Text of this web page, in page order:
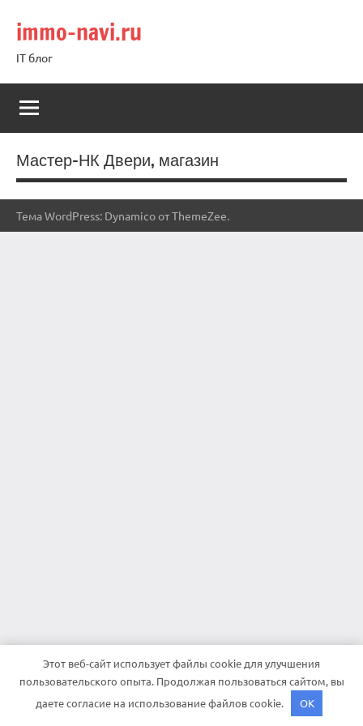
содержимому
immo-navi.ru
IT блог
Мастер-НК Двери, магазин
Тема WordPress: Dynamico от ThemeZee.
Этот веб-сайт использует файлы cookie для улучшения
пользовательского опыта. Продолжая пользоваться сайтом, вы
даете согласие на использование файлов cookie.
OK